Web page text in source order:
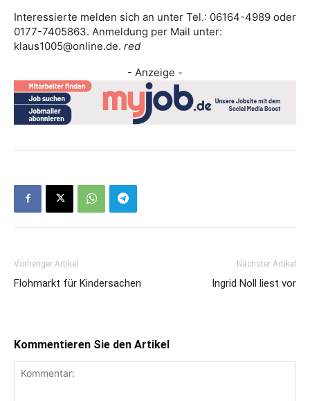
Interessierte melden sich an unter Tel.: 06164-4989 oder
0177-7405863. Anmeldung per Mail unter:
klaus1005@online.de. red
- Anzeige -
Vorheriger Artikel
Flohmarkt für Kindersachen
Nächster Artikel
Ingrid Noll liest vor
Kommentieren Sie den Artikel